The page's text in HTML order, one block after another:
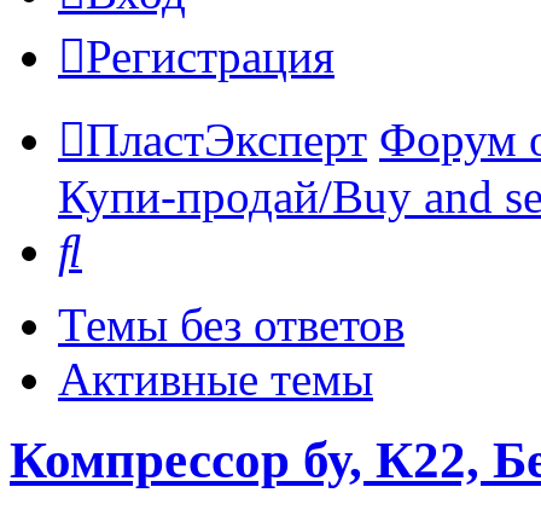
Регистрация
ПластЭксперт Форум
Купи-продай/Buy and
Темы без ответов
Активные темы
Компрессор бу, К22,